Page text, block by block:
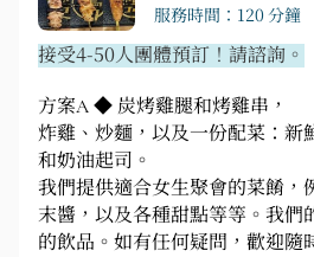
服務時間：120 分鐘
接受4-50人團體預訂！請諮詢。
方案A ◆ 炭烤雞腿和烤雞串，
炸雞、炒麵，以及一份配菜：新
和奶油起司。
我們提供適合女生聚會的菜餚，
末醬，以及各種甜點等等。我們
的飲品。如有任何疑問，歡迎隨